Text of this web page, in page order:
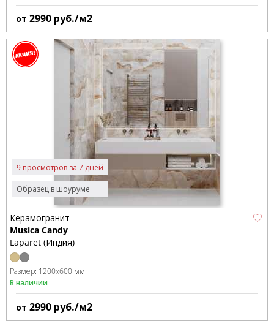
от 2990 руб./м2
Образец в шоуруме
9 просмотров за 7 дней
Керамогранит
Musica Candy
Laparet (Индия)
Размер: 1200x600 мм
В наличии
от 2990 руб./м2